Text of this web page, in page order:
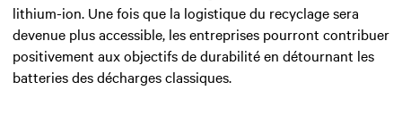
lithium-ion. Une fois que la logistique du recyclage sera
devenue plus accessible, les entreprises pourront contribuer
positivement aux objectifs de durabilité en détournant les
batteries des décharges classiques.